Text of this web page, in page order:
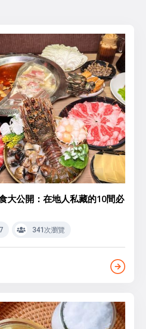
大公開：在地人私藏的10間必
341次瀏覽